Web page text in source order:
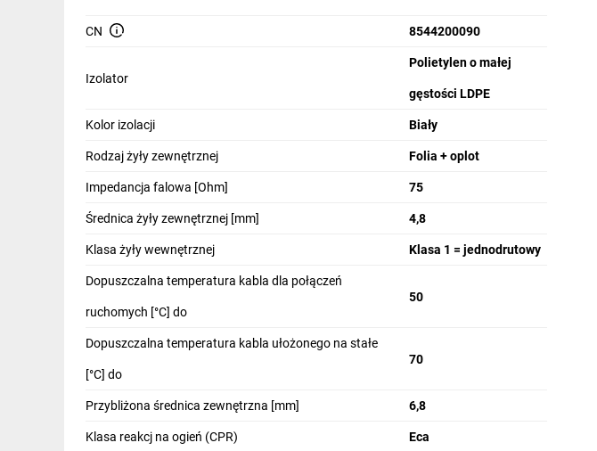
Dom i ogród
Klimatyzacja
Odzież ochronna i BHP
Inne
Budowa i Remont
Elektronika
Smart home
Wentylacja i rekuperacja
CN 8544200090
Izolator
Polietylen o małej
gęstości LDPE
Kolor izolacji Biały
Rodzaj żyły zewnętrznej Folia + oplot
Impedancja falowa [Ohm] 75
Średnica żyły zewnętrznej [mm] 4,8
Klasa żyły wewnętrznej Klasa 1 = jednodrutowy
Dopuszczalna temperatura kabla dla połączeń
ruchomych [°C] do
50
Dopuszczalna temperatura kabla ułożonego na stałe
[°C] do
70
Przybliżona średnica zewnętrzna [mm] 6,8
Klasa reakcj na ogień (CPR) Eca